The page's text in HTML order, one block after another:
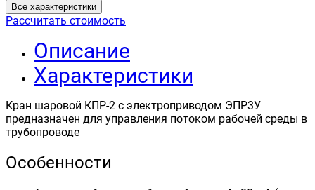
Все характеристики
Рассчитать стоимость
Описание
Характеристики
Кран шаровой КПР-2 с электроприводом ЭПР3У
предназначен для управления потоком рабочей среды в
трубопроводе
Особенности